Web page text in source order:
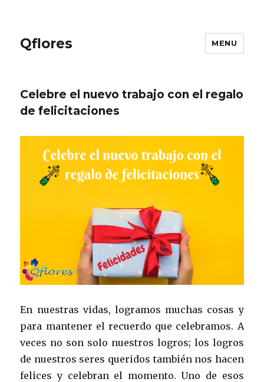
Qflores MENU
Celebre el nuevo trabajo con el regalo
de felicitaciones
En nuestras vidas, logramos muchas cosas y
para mantener el recuerdo que celebramos. A
veces no son solo nuestros logros; los logros
de nuestros seres queridos también nos hacen
felices y celebran el momento. Uno de esos